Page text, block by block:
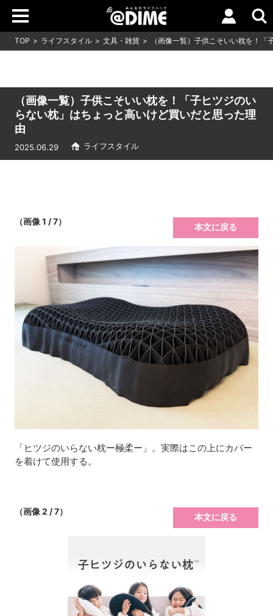
TOP ライフスタイル 文具・雑貨 （画像一覧）子供こそいい枕を！
（画像一覧）子供こそいい枕を！「子ヒツジのい
らない枕」はちょっと高いけど買いだと思った理
由
2025.06.29 ライフスタイル
（画像 1 / 7）
本文に戻る
「ヒツジのいらない枕ー極柔ー」。実際はこの上にカバー
を着けて使用する。
（画像 2 / 7）
本文に戻る